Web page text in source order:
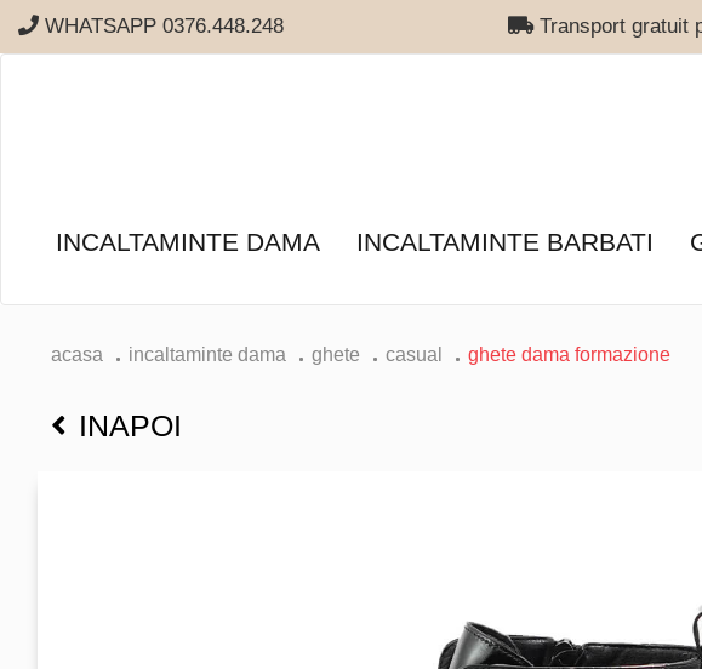
WHATSAPP 0376.448.248 Transport gratuit
INCALTAMINTE DAMA INCALTAMINTE BARBATI
acasa incaltaminte dama ghete casual ghete dama formazione
INAPOI